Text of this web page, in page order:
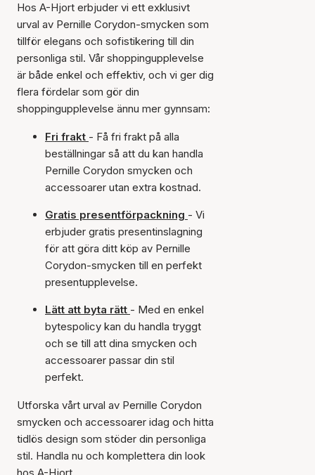
Hos A-Hjort erbjuder vi ett exklusivt
urval av Pernille Corydon-smycken som
tillför elegans och sofistikering till din
personliga stil. Vår shoppingupplevelse
är både enkel och effektiv, och vi ger dig
flera fördelar som gör din
shoppingupplevelse ännu mer gynnsam:
Fri frakt - Få fri frakt på alla
beställningar så att du kan handla
Pernille Corydon smycken och
accessoarer utan extra kostnad.
Gratis presentförpackning - Vi
erbjuder gratis presentinslagning
för att göra ditt köp av Pernille
Corydon-smycken till en perfekt
presentupplevelse.
Lätt att byta rätt - Med en enkel
bytespolicy kan du handla tryggt
och se till att dina smycken och
accessoarer passar din stil
perfekt.
Utforska vårt urval av Pernille Corydon
smycken och accessoarer idag och hitta
tidlös design som stöder din personliga
stil. Handla nu och komplettera din look